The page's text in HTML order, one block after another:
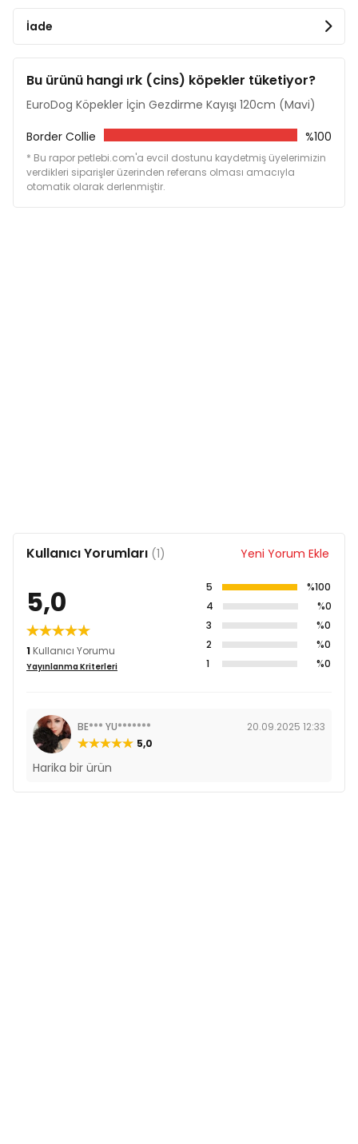
İade
Bu ürünü hangi ırk (cins) köpekler tüketiyor?
EuroDog Köpekler İçin Gezdirme Kayışı 120cm (Mavi)
Border Collie
%100
* Bu rapor petlebi.com'a evcil dostunu kaydetmiş üyelerimizin
verdikleri siparişler üzerinden referans olması amacıyla
otomatik olarak derlenmiştir.
Kullanıcı Yorumları (1) Yeni Yorum Ekle
5,0
1 Kullanıcı Yorumu
Yayınlanma Kriterleri
5
%100
4
%0
3
%0
2
%0
1
%0
BE*** YU*******
20.09.2025 12:33
5,0
Harika bir ürün